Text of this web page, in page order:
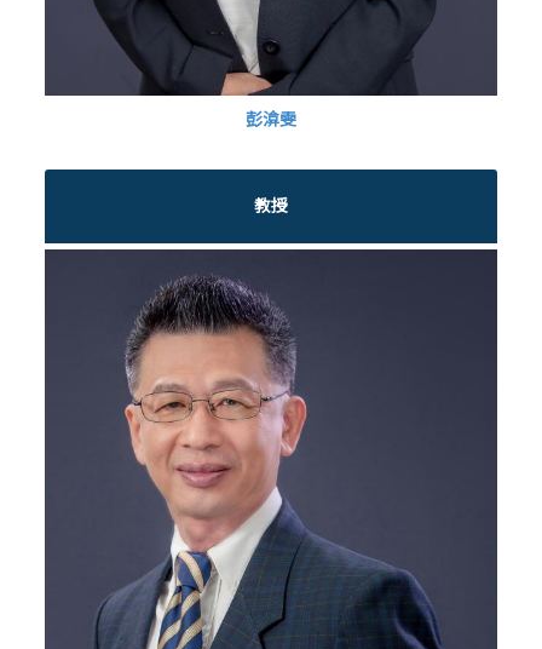
彭渰雯
教授